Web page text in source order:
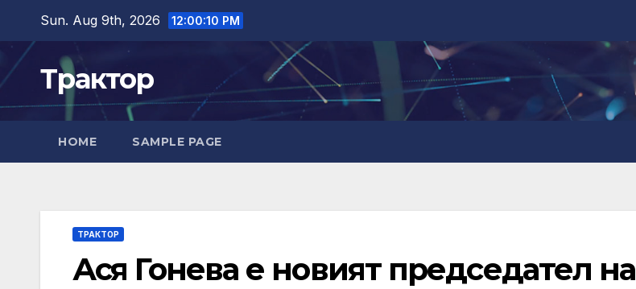
content
Sun. Aug 9th, 2026 12:00:11 PM
Трактор
HOME SAMPLE PAGE
ТРАКТОР
Ася Гонева е новият председател на